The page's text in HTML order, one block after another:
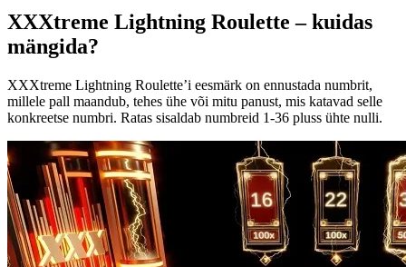
XXXtreme Lightning Roulette – kuidas
mängida?
XXXtreme Lightning Roulette’i eesmärk on ennustada numbrit,
millele pall maandub, tehes ühe või mitu panust, mis katavad selle
konkreetse numbri. Ratas sisaldab numbreid 1-36 pluss ühte nulli.